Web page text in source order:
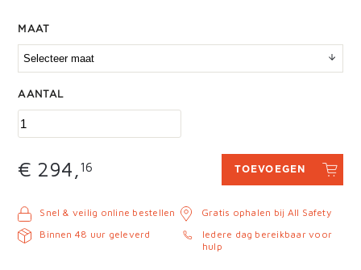
MAAT
AANTAL
€ 294,16 TOEVOEGEN
Snel & veilig online bestellen
Binnen 48 uur geleverd
Gratis ophalen bij All Safety
Iedere dag bereikbaar voor
hulp